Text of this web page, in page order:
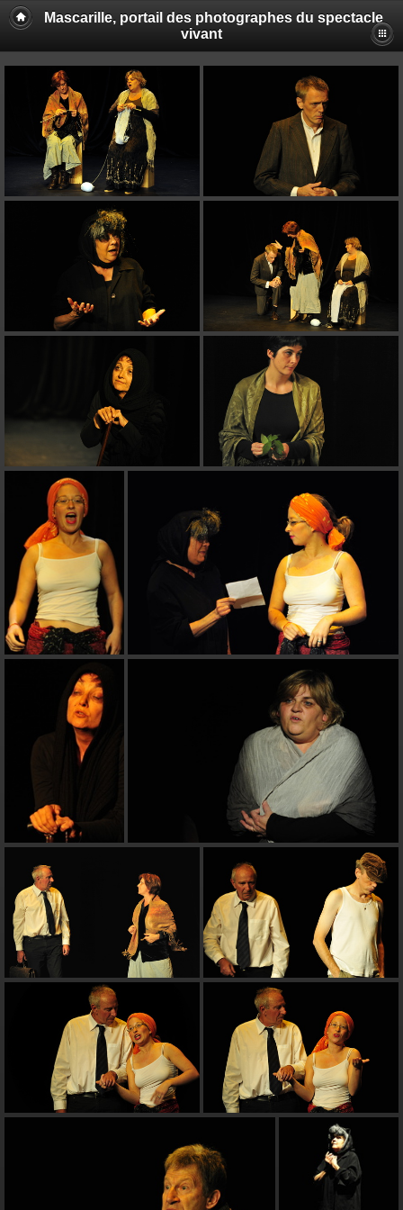
Mascarille, portail des photographes du spectacle
vivant